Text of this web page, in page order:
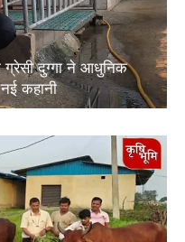
ग्रेसी दुग्गा ने आधुनिक
कहानी